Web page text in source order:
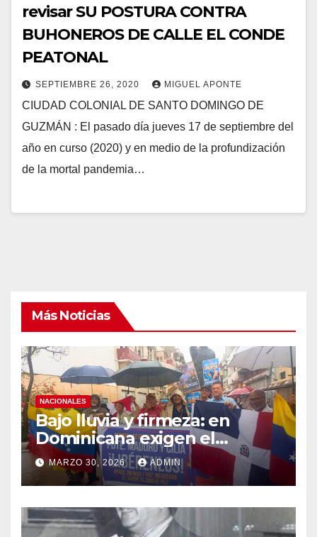
revisar SU POSTURA CONTRA
BUHONEROS DE CALLE EL CONDE
PEATONAL
SEPTIEMBRE 26, 2020 MIGUEL APONTE
CIUDAD COLONIAL DE SANTO DOMINGO DE
GUZMÁN : El pasado día jueves 17 de septiembre del
año en curso (2020) y en medio de la profundización
de la mortal pandemia…
Más Noticias
NACIONALES
Bajo lluvia y firmeza: en
Dominicana exigen el
retorno de la Pareja
Presidencial de Venezuela
MARZO 30, 2026 ADMIN